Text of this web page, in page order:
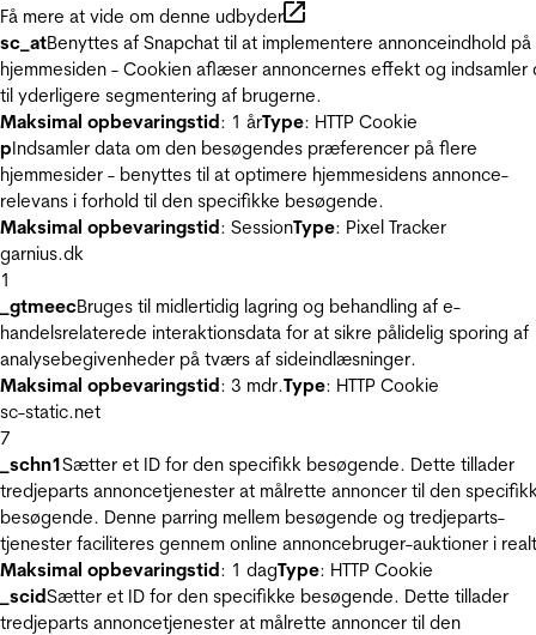
Få mere at vide om denne udbyder
sc_atBenyttes af Snapchat til at implementere annonceindhold på
hjemmesiden - Cookien aflæser annoncernes effekt og indsamler
til yderligere segmentering af brugerne.
Maksimal opbevaringstid: 1 årType: HTTP Cookie
pIndsamler data om den besøgendes præferencer på flere
hjemmesider - benyttes til at optimere hjemmesidens annonce-
relevans i forhold til den specifikke besøgende.
Maksimal opbevaringstid: SessionType: Pixel Tracker
garnius.dk
1
_gtmeecBruges til midlertidig lagring og behandling af e-
handelsrelaterede interaktionsdata for at sikre pålidelig sporing af
analysebegivenheder på tværs af sideindlæsninger.
Maksimal opbevaringstid: 3 mdr.Type: HTTP Cookie
sc-static.net
7
_schn1Sætter et ID for den specifikk besøgende. Dette tillader
tredjeparts annoncetjenester at målrette annoncer til den
besøgende. Denne parring mellem besøgende og tredjeparts-
tjenester faciliteres gennem online annoncebruger-auktioner i
Maksimal opbevaringstid: 1 dagType: HTTP Cookie
_scidSætter et ID for den specifikke besøgende. Dette tillader
tredjeparts annoncetjenester at målrette annoncer til den